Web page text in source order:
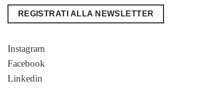
REGISTRATI ALLA NEWSLETTER
Instagram
Facebook
Linkedin